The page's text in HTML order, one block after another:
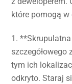
które pomogą
1.
tym ich
odkryto. Staraj